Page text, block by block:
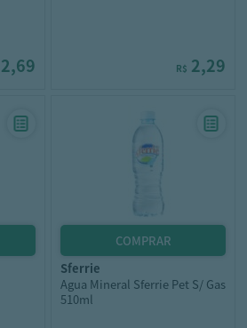
2,69 R$ 2,29
sferrie
Agua Mineral Sferrie Pet S/ Gas
510ml